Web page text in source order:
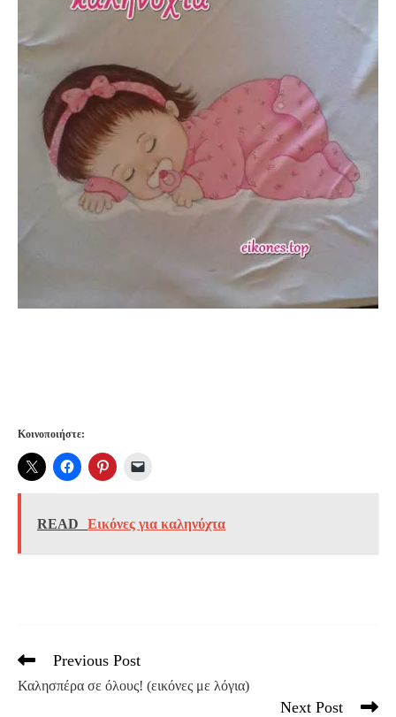
Κοινοποιήστε:
READ Εικόνες για καληνύχτα
Read
articles
Previous Post
Καλησπέρα σε όλους! (εικόνες με λόγια)
Next Post